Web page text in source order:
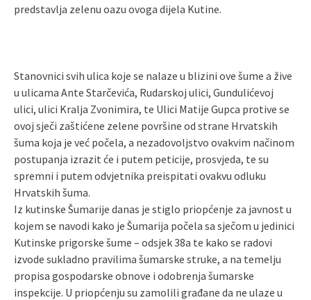
predstavlja zelenu oazu ovoga dijela Kutine.
Stanovnici svih ulica koje se nalaze u blizini ove šume a žive
u ulicama Ante Starčevića, Rudarskoj ulici, Gundulićevoj
ulici, ulici Kralja Zvonimira, te Ulici Matije Gupca protive se
ovoj sječi zaštićene zelene površine od strane Hrvatskih
šuma koja je već počela, a nezadovoljstvo ovakvim načinom
postupanja izrazit će i putem peticije, prosvjeda, te su
spremni i putem odvjetnika preispitati ovakvu odluku
Hrvatskih šuma.
Iz kutinske Šumarije danas je stiglo priopćenje za javnost u
kojem se navodi kako je Šumarija počela sa sječom u jedinici
Kutinske prigorske šume – odsjek 38a te kako se radovi
izvode sukladno pravilima šumarske struke, a na temelju
propisa gospodarske obnove i odobrenja šumarske
inspekcije. U priopćenju su zamolili građane da ne ulaze u